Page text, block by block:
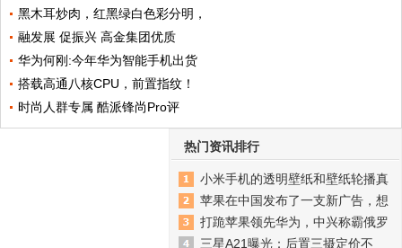
黑木耳炒肉，红黑绿白色彩分明，
融发展 促振兴 高金集团优质
华为何刚:今年华为智能手机出货
搭载高通八核CPU，前置指纹！
时尚人群专属 酷派锋尚Pro评
热门资讯排行
小米手机的透明壁纸和壁纸轮播真
苹果在中国发布了一支新广告，想
打跪苹果领先华为，中兴称霸俄罗
三星A21曝光：后置三摄定价不